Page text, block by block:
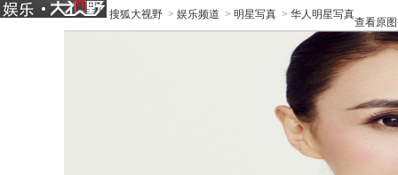
搜狐大视野 > 娱乐频道 > 明星写真 > 华人明星写真
查看原图